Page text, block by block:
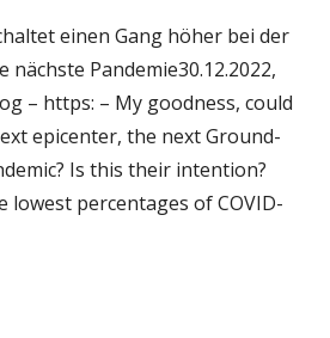
einen Gang höher bei der
Pandemie30.12.2022,
– https: – My goodness, could
epicenter, the next Ground-
Is this their intention?
lowest percentages of COVID-